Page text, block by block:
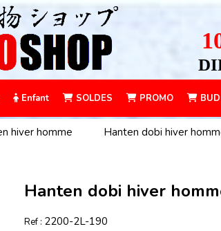
Enfant SOLDES PROMO
hiver homme Hanten dobi hiver
Hanten dobi hiver
Ref : 2200-2L-190